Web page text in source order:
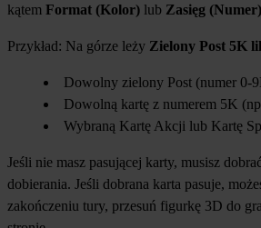
kątem Format (Kolor) lub Zasięg (Numer)
Przykład: Na górze leży Zielony Post 5K
Dowolny zielony Post (numer 0-
Dowolną kartę z numerem 5K
Wybraną Kartę Akcji lub Kartę
Jeśli nie masz pasującej karty, musisz
dobierania. Jeśli dobrana karta pasuje,
zakończeniu tury, przesuń figurkę 3D do